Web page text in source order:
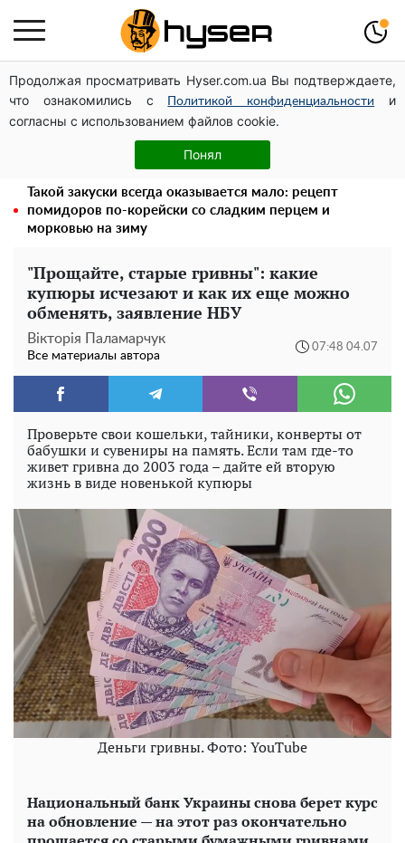
Продолжая просматривать Hyser.com.ua Вы подтверждаете,
что ознакомились с
Политикой конфиденциальности
и
согласны с использованием файлов cookie.
Понял
Посол ОБСЕ во второй раз посетил место российского
удара по жилому дому на Подоле
Весь секрет в одной таблетке аспирина: рецепт
хрустящей и сочной капусты на зиму. Даже пяти банок
Такой закуски всегда оказывается мало: рецепт
помидоров по-корейски со сладким перцем и
морковью на зиму
"Прощайте, старые гривны": какие
купюры исчезают и как их еще можно
обменять, заявление НБУ
Вікторія Паламарчук
Все материалы автора
07:48 04.07
Проверьте свои кошельки, тайники, конверты от
бабушки и сувениры на память. Если там где-то
живет гривна до 2003 года – дайте ей вторую
жизнь в виде новенькой купюры
Деньги гривны. Фото: YouTube
Национальный банк Украины снова берет курс
на обновление — на этот раз окончательно